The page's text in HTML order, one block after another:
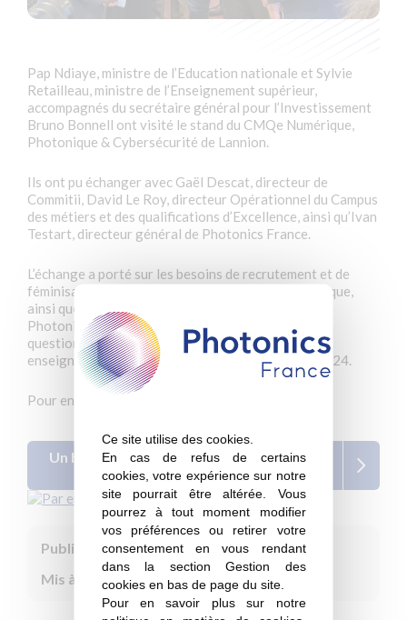
Ce site utilise des cookies.
En cas de refus de certains
cookies, votre expérience sur notre
site pourrait être altérée. Vous
pourrez à tout moment modifier
vos préférences ou retirer votre
consentement en vous rendant
dans la section Gestion des
cookies en bas de page du site.
Pour en savoir plus sur notre
Pap Ndiaye, ministre de l’Education nationale et Sylvie
Retailleau, ministre de l’Enseignement supérieur,
accompagnés du secrétaire général pour l’Investissement
Bruno Bonnell ont visité le stand du CMQe Numérique,
Photonique & Cybersécurité de Lannion.
Ils ont pu échanger avec Gaël Descat, directeur de
Commitii, David Le Roy, directeur Opérationnel du Campus
des métiers et des qualifications d’Excellence, ainsi qu’Ivan
Testart, directeur général de Photonics France.
L’échange a porté sur les besoins de recrutement et de
féminisation dans les filières photonique et numérique,
ainsi que sur la mise en place du bac pro « Optique-
Photonique : Technologies de la Lumière », dont la
question du recrutement et de la formation des
enseignants pour ce cursus qui doit démarrer en 2024.
Pour en savoir plus :
Un bac pro pour les futurs techniciens en
photonique
Publié le : 9 juin 2023
Mis à jour le : 6 mars 2026